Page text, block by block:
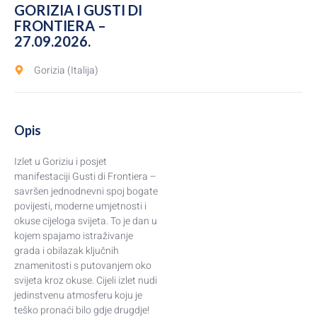
GORIZIA I GUSTI DI
FRONTIERA –
27.09.2026.
Gorizia (Italija)
Opis
Izlet u Goriziu i posjet
manifestaciji Gusti di Frontiera –
savršen jednodnevni spoj bogate
povijesti, moderne umjetnosti i
okuse cijeloga svijeta. To je dan u
kojem spajamo istraživanje
grada i obilazak ključnih
znamenitosti s putovanjem oko
svijeta kroz okuse. Cijeli izlet nudi
jedinstvenu atmosferu koju je
teško pronaći bilo gdje drugdje!